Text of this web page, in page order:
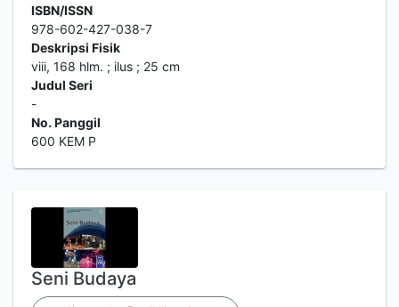
ISBN/ISSN
978-602-427-038-7
Deskripsi Fisik
viii, 168 hlm. ; ilus ; 25 cm
Judul Seri
-
No. Panggil
600 KEM P
Seni Budaya